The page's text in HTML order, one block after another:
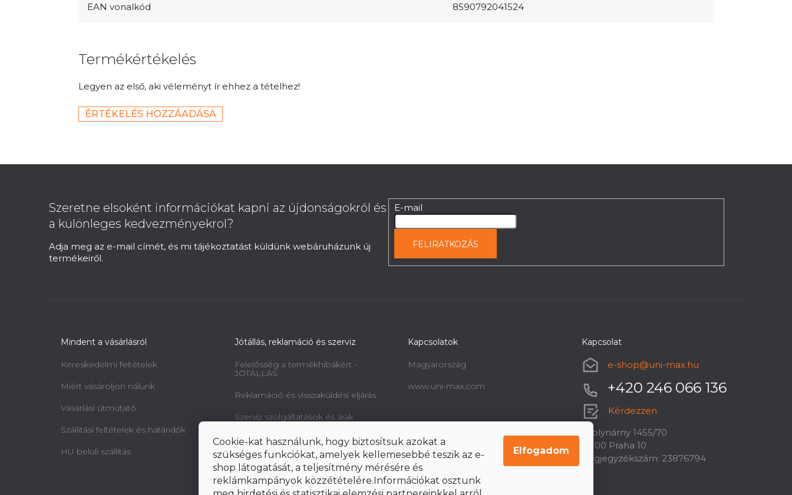
Cookie-kat használunk, hogy biztosítsuk azokat a
szükséges funkciókat, amelyek kellemesebbé teszik az e-
shop látogatását, a teljesítmény mérésére és
reklámkampányok közzétételére.Információkat osztunk
Elfogadom
EAN vonalkód 8590792041524
Termékértékelés
Legyen az első, aki véleményt ír ehhez a tételhez!
ÉRTÉKELÉS HOZZÁADÁSA
Szeretne elsoként információkat kapni az újdonságokról és
a különleges kedvezményekrol?
Adja meg az e-mail címét, és mi tájékoztatást küldünk webáruházunk új
termékeiről.
E-mail
FELIRATKOZÁS
Mindent a vásárlásról
Kereskedelmi feltételek
Miért vásároljon nálunk
Vásárlási útmutató
Szállítási feltételek és határidők
HU belüli szállítás
Jótállás, reklamáció és szerviz
Felelősség a termékhibákért -
JÓTÁLLÁS
Reklamáció és visszaküldési eljárás
Szerviz szolgáltatások és árak
Minta információk a fogyasztók
jogairól és a szerződéstől való
elállásról
Kapcsolatok
Magyarország
www.uni-max.com
Kapcsolat
e-shop@uni-max.hu
+420 246 066 136
Kérdezzen
U plynárny 1455/70
10100 Praha 10
Cégjegyzékszám: 23876794